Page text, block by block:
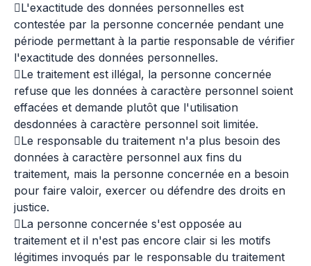
L'exactitude des données personnelles est
contestée par la personne concernée pendant une
période permettant à la partie responsable de vérifier
l'exactitude des données personnelles.
Le traitement est illégal, la personne concernée
refuse que les données à caractère personnel soient
effacées et demande plutôt que l'utilisation
desdonnées à caractère personnel soit limitée.
Le responsable du traitement n'a plus besoin des
données à caractère personnel aux fins du
traitement, mais la personne concernée en a besoin
pour faire valoir, exercer ou défendre des droits en
justice.
La personne concernée s'est opposée au
traitement et il n'est pas encore clair si les motifs
légitimes invoqués par le responsable du traitement